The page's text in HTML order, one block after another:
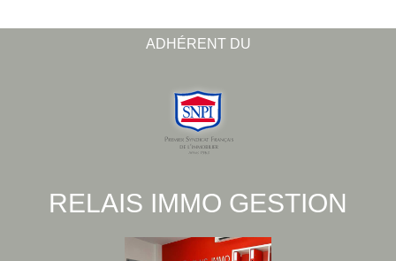
ADHÉRENT DU
RELAIS IMMO GESTION